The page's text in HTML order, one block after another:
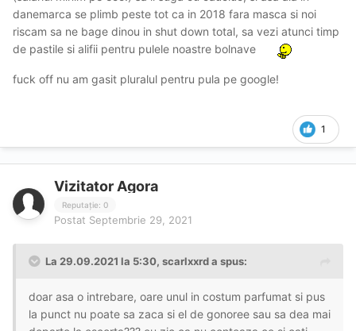
danemarca se plimb peste tot ca in 2018 fara masca si noi
riscam sa ne bage dinou in shut down total, sa vezi atunci timp
de pastile si alifii pentru pulele noastre bolnave
fuck off nu am gasit pluralul pentru pula pe google!
1
Vizitator Agora
Reputație: 0
Postat Septembrie 29, 2021
La 29.09.2021 la 5:30, scarlxxrda spus:
doar asa o intrebare, oare unul in costum parfumat si pus
la punct nu poate sa zaca si el de gonoree sau sa dea mai